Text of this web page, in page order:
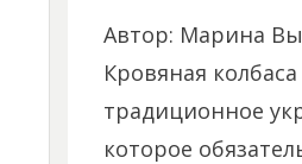
Автор: Марина
Кровяная колбаса
традиционное
которое